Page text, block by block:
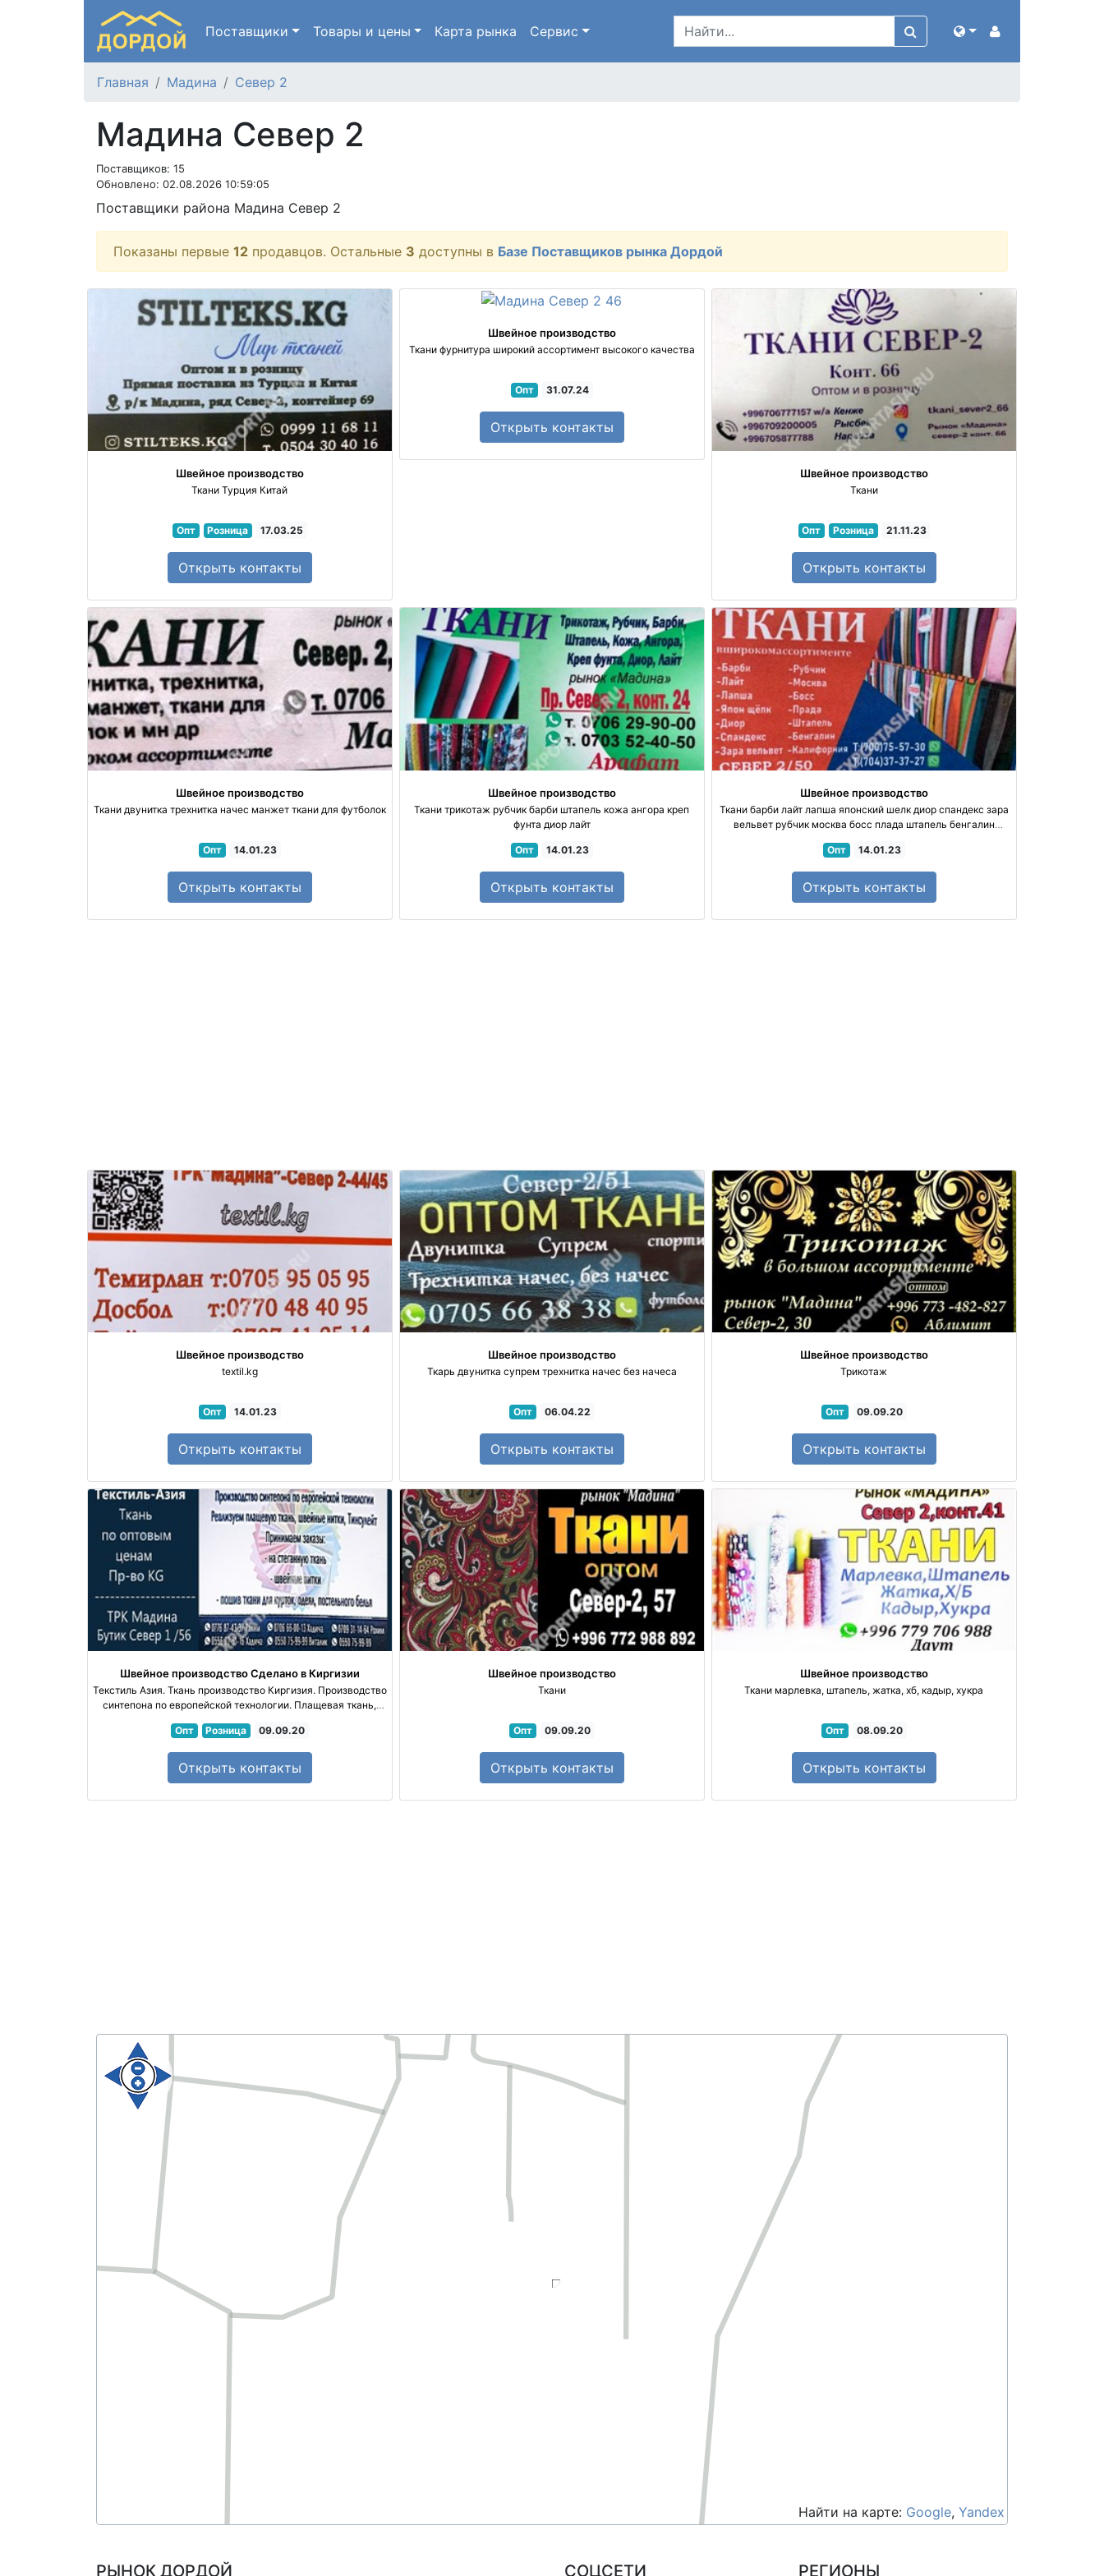
Поставщики Товары и цены Карта рынка Сервис
Главная Мадина Север 2
Мадина Север 2
Поставщиков: 15
Обновлено: 02.08.2026 10:59:05
Поставщики района Мадина Север 2
Показаны первые 12 продавцов. Остальные 3 доступны в Базе Поставщиков рынка Дордой
Швейное производство
Ткани Турция Китай
Опт Розница 17.03.25
Открыть контакты
Швейное производство
Ткани фурнитура широкий ассортимент высокого качества
Опт 31.07.24
Открыть контакты
Швейное производство
Ткани
Опт Розница 21.11.23
Открыть контакты
Швейное производство
Ткани двунитка трехнитка начес манжет ткани для футболок
Опт 14.01.23
Открыть контакты
Швейное производство
Ткани трикотаж рубчик барби штапель кожа ангора креп
фунта диор лайт
Опт 14.01.23
Открыть контакты
Швейное производство
Ткани барби лайт лапша японский шелк диор спандекс зара
вельвет рубчик москва босс плада штапель бенгалин
Опт
14.01.23
Открыть контакты
Швейное производство
textil.kg
Опт 14.01.23
Открыть контакты
Швейное производство
Ткарь двунитка супрем трехнитка начес без начеса
Опт 06.04.22
Открыть контакты
Швейное производство
Трикотаж
Опт 09.09.20
Открыть контакты
Швейное производствоСделано в Киргизии
Текстиль Азия. Ткань производство Киргизия. Производство
синтепона по европейской технологии. Плащевая ткань,
одеял, постельного белья
Опт Розница 09.09.20
Открыть контакты
Швейное производство
Ткани
Опт 09.09.20
Открыть контакты
Швейное производство
Ткани марлевка, штапель, жатка, хб, кадыр, хукра
Опт 08.09.20
Открыть контакты
Объездная дорога
Трасса Алма-Ата - Бишкек
Найти на карте: Google, Yandex
РЫНОК ДОРДОЙ СОЦСЕТИ РЕГИОНЫ